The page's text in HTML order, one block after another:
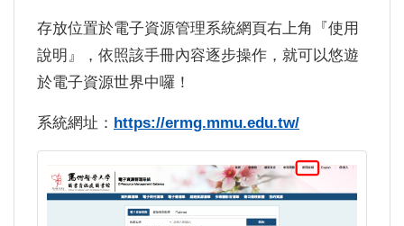
存放位置於電子資源管理系統網頁右上角『使用
說明』，依照該手冊內容逐步操作，就可以悠遊
於電子資源世界中囉！
系統網址： https://ermg.mmu.edu.tw/